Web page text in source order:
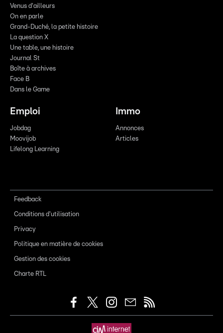
Venus d'ailleurs
On en parle
Grand-Duché, la petite histoire
La question X
Une table, une histoire
Journal St
Boîte à archives
Face B
Dans le Game
Emploi
Jobdag
Moovijob
Lifelong Learning
Immo
Annonces
Articles
Feedback
Conditions d'utilisation
Privacy
Politique en matière de cookies
Gestion des cookies
Charte RTL